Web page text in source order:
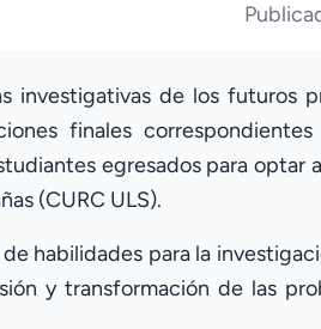
investigativas de los futuros
finales
egresados para optar
(CURC ULS).
habilidades para la
y transformación de las